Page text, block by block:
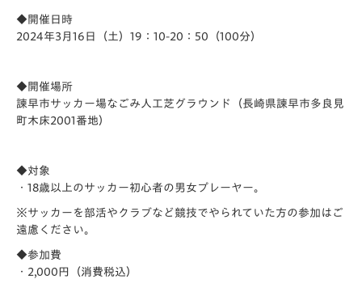
◆開催日時
2024年3月16日（土）19：10-20：50（100分）
◆開催場所
諫早市サッカー場なごみ人工芝グラウンド（長崎県諫早市多良見
町木床2001番地）
◆対象
・18歳以上のサッカー初心者の男女プレーヤー。
※サッカーを部活やクラブなど競技でやられていた方の参加はご
遠慮ください。
◆参加費
・2,000円（消費税込）